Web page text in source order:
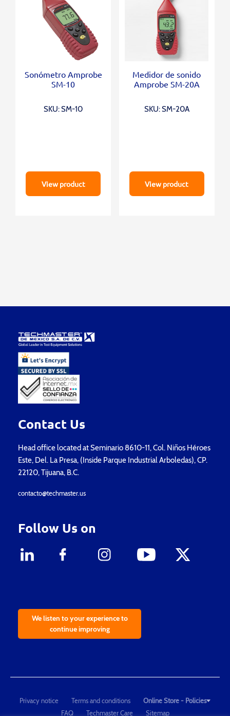
Sonómetro Amprobe
SM-10
SKU: SM-10
View product
Medidor de sonido
Amprobe SM-20A
SKU: SM-20A
View product
Contact Us
Head office located at Seminario 8610-11, Col. Niños Héroes
Este, Del. La Presa, (Inside Parque Industrial Arboledas), CP.
22120, Tijuana, B.C.
contacto@techmaster.us
Follow Us on
We listen to your experience to
continue improving
Privacy notice Terms and conditions
Online Store - Policies
FAQ
Techmaster Care Sitemap